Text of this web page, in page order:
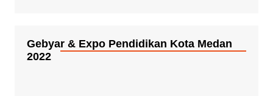
Gebyar & Expo Pendidikan Kota Medan
2022